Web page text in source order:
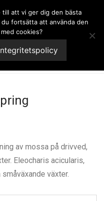
av mossa på drivved,
Eleocharis acicularis,
växter.
att vi ger dig den bästa
fortsätta att använda den
cookies?